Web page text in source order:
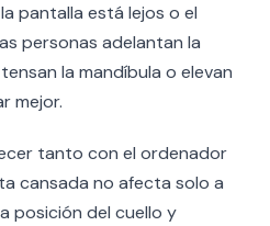
pantalla está lejos o el
personas adelantan la
la mandíbula o elevan
mejor.
tanto con el ordenador
cansada no afecta solo a
posición del cuello y